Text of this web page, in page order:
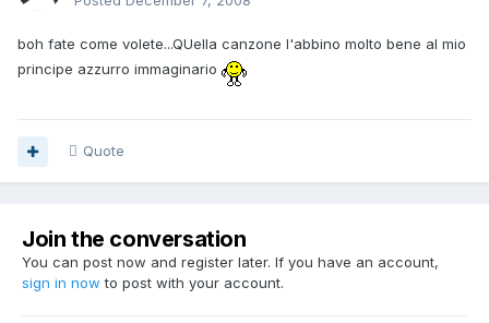
boh fate come volete...QUella canzone l'abbino molto bene al mio
principe azzurro immaginario
Quote
Join the conversation
You can post now and register later. If you have an account,
sign in now to post with your account.